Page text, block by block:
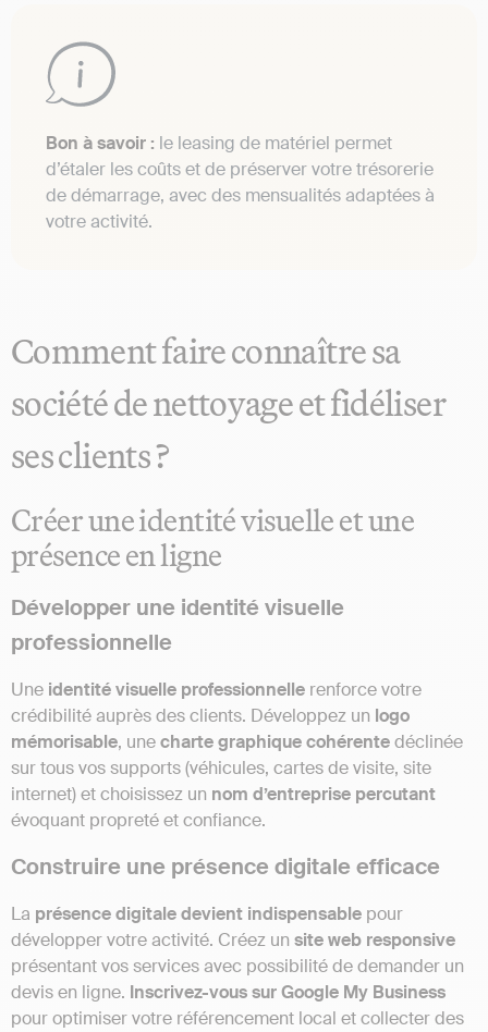
Bon à savoir : le leasing de matériel permet
d’étaler les coûts et de préserver votre trésorerie
de démarrage, avec des mensualités adaptées à
votre activité.
Comment faire connaître sa
société de nettoyage et fidéliser
ses clients ?
Créer une identité visuelle et une
présence en ligne
Développer une identité visuelle
professionnelle
Une identité visuelle professionnelle renforce votre
crédibilité auprès des clients. Développez un logo
mémorisable, unecharte graphique cohérentedéclinée
sur tous vos supports (véhicules, cartes de visite, site
internet) et choisissez un nom d’entreprise percutant
évoquant propreté et confiance.
Construire une présence digitale efficace
La présence digitale devient indispensable pour
développer votre activité. Créez un site web responsive
présentant vos services avec possibilité de demander un
devis en ligne. Inscrivez-vous sur Google My Business
pour optimiser votre référencement local et collecter des